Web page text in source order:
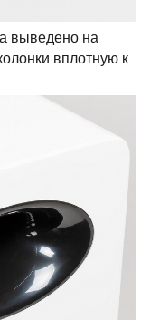
выведено на
вплотную к